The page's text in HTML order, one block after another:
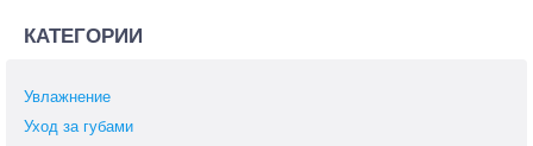
КАТЕГОРИИ
Увлажнение
Уход за губами